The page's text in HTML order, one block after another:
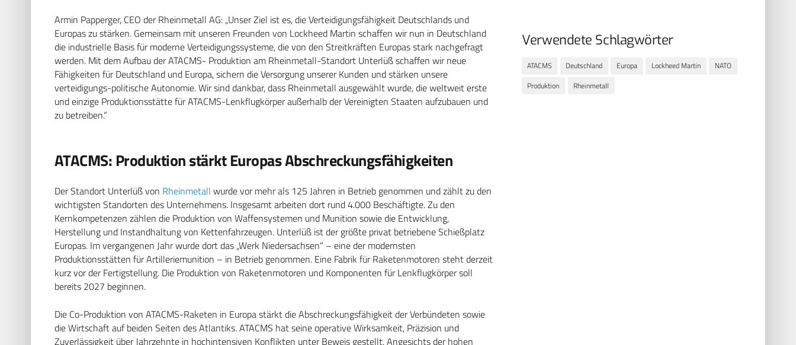
Armin Papperger, CEO der Rheinmetall AG: „Unser Ziel ist es, die Verteidigungsfähigkeit Deutschlands und
Europas zu stärken. Gemeinsam mit unseren Freunden von Lockheed Martin schaffen wir nun in Deutschland
die industrielle Basis für moderne Verteidigungssysteme, die von den Streitkräften Europas stark nachgefragt
werden. Mit dem Aufbau der ATACMS- Produktion am Rheinmetall-Standort Unterlüß schaffen wir neue
Fähigkeiten für Deutschland und Europa, sichern die Versorgung unserer Kunden und stärken unsere
verteidigungs-politische Autonomie. Wir sind dankbar, dass Rheinmetall ausgewählt wurde, die weltweit erste
und einzige Produktionsstätte für ATACMS-Lenkflugkörper außerhalb der Vereinigten Staaten aufzubauen und
zu betreiben.“
ATACMS: Produktion stärkt Europas Abschreckungsfähigkeiten
Der Standort Unterlüß von Rheinmetall wurde vor mehr als 125 Jahren in Betrieb genommen und zählt zu den
wichtigsten Standorten des Unternehmens. Insgesamt arbeiten dort rund 4.000 Beschäftigte. Zu den
Kernkompetenzen zählen die Produktion von Waffensystemen und Munition sowie die Entwicklung,
Herstellung und Instandhaltung von Kettenfahrzeugen. Unterlüß ist der größte privat betriebene Schießplatz
Europas. Im vergangenen Jahr wurde dort das „Werk Niedersachsen“ – eine der modernsten
Produktionsstätten für Artilleriemunition – in Betrieb genommen. Eine Fabrik für Raketenmotoren steht derzeit
kurz vor der Fertigstellung. Die Produktion von Raketenmotoren und Komponenten für Lenkflugkörper soll
bereits 2027 beginnen.
Die Co-Produktion von ATACMS-Raketen in Europa stärkt die Abschreckungsfähigkeit der Verbündeten sowie
die Wirtschaft auf beiden Seiten des Atlantiks. ATACMS hat seine operative Wirksamkeit, Präzision und
Zuverlässigkeit über Jahrzehnte in hochintensiven Konflikten unter Beweis gestellt. Angesichts der hohen
Verwendete Schlagwörter
ATACMS Deutschland Europa Lockheed Martin
NATO
Produktion
Rheinmetall